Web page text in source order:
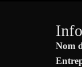
Nom